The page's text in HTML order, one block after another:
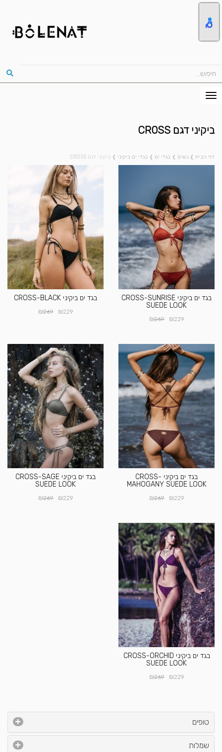
ביקיני דגם CROSS
דף הבית ❱ נשים ❱ בגדי ים ❱ בגדי ים ביקיני ❱ ביקיני דגם CROSS
בגד ים ביקיני CROSS-SUNRISE
SUEDE LOOK
₪229
₪269
בגד ים ביקיני CROSS-BLACK
₪229
₪269
בגד ים ביקיני CROSS-
MAHOGANY SUEDE LOOK
₪229
₪269
בגד ים ביקיני CROSS-SAGE
SUEDE LOOK
₪229
₪269
בגד ים ביקיני CROSS-ORCHID
SUEDE LOOK
₪229
₪269
טופים
שמלות